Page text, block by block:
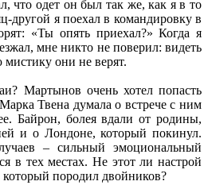
что одет он был так же, как я в то
другой я поехал в командировку в
«Ты опять приехал?» Когда я
мне никто не поверил: видеть
они не верят.
Мартынов очень хотел попасть
Твена думала о встрече с ним
Байрон, болея вдали от родины,
и о Лондоне, который покинул.
– сильный эмоциональный
в тех местах. Не этот ли настрой
породил двойников?